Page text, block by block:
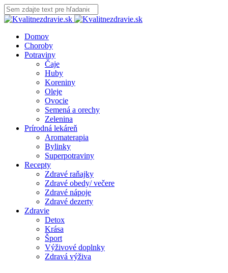
Domov
Choroby
Potraviny
Čaje
Huby
Koreniny
Oleje
Ovocie
Semená a orechy
Zelenina
Prírodná lekáreň
Aromaterapia
Bylinky
Superpotraviny
Recepty
Zdravé raňajky
Zdravé obedy/ večere
Zdravé nápoje
Zdravé dezerty
Zdravie
Detox
Krása
Šport
Výživové doplnky
Zdravá výživa